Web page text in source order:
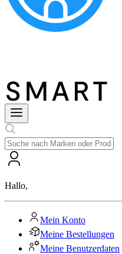
Hallo,
Mein Konto
Meine Bestellungen
Meine Benutzerdaten